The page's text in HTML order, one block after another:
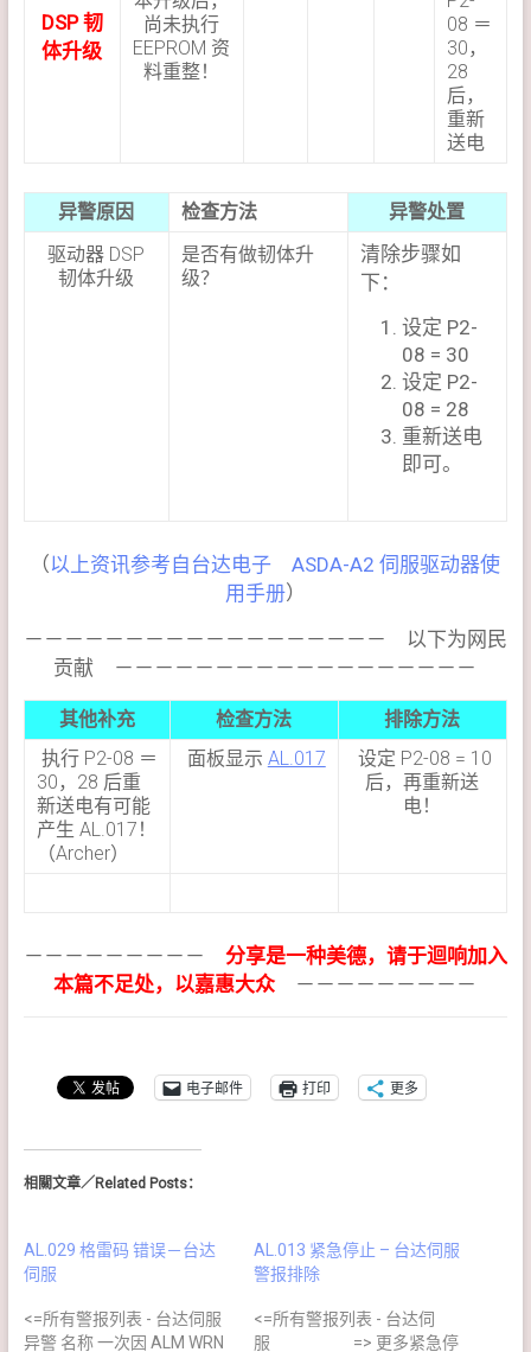
DSP 韧
体升级
尚未执行
EEPROM 资
料重整！
08 ＝
30，
28
后，
重新
送电
异警原因 检查方法
异警处置
驱动器 DSP
韧体升级
是否有做韧体升
级？
清除步骤如
下：
设定 P2-
08 = 30
设定 P2-
08 = 28
重新送电
即可。
（以上资讯参考自台达电子 ASDA-A2 伺服驱动器使
用手册）
－－－－－－－－－－－－－－－－－－ 以下为网民
贡献 －－－－－－－－－－－－－－－－－－
其他补充 检查方法
排除方法
执行 P2-08 ＝
30，28 后重
新送电有可能
产生 AL.017！
（Archer）
面板显示 AL.017
设定 P2-08 = 10
后，再重新送
电！
－－－－－－－－－ 分享是一种美德，请于迴响加入
本篇不足处，以嘉惠大众 －－－－－－－－－
电子邮件 打印 更多
相關文章／Related Posts：
AL.029 格雷码 错误－台达
伺服
<=所有警报列表 - 台达伺服
异警 名称 一次因 ALM WRN
AL.013 紧急停止 – 台达伺服
警报排除
<=所有警报列表 - 台达伺
服 => 更多紧急停